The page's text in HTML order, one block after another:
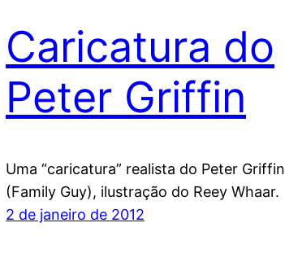
Caricatura do
Peter Griffin
Uma “caricatura” realista do Peter Griffin
(Family Guy), ilustração do Reey Whaar.
2 de janeiro de 2012